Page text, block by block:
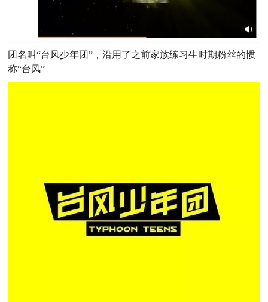
团名叫“台风少年团”，沿用了之前家族练习生时期粉丝的惯
称“台风”